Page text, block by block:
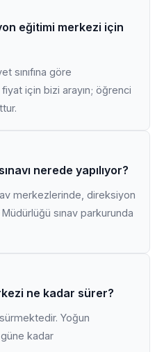
eğitimi merkezi için
sınıfına göre
için bizi arayın; öğrenci
nerede yapılıyor?
merkezlerinde, direksiyon
sınav parkurunda
ne kadar sürer?
Yoğun
kadar